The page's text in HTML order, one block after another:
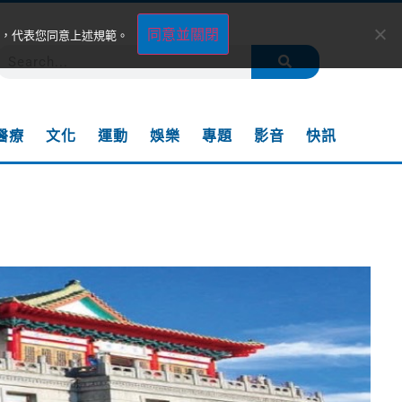
療 文化 運動 娛樂 專題 影音 快訊
代表您同意上述規範。 同意並關閉